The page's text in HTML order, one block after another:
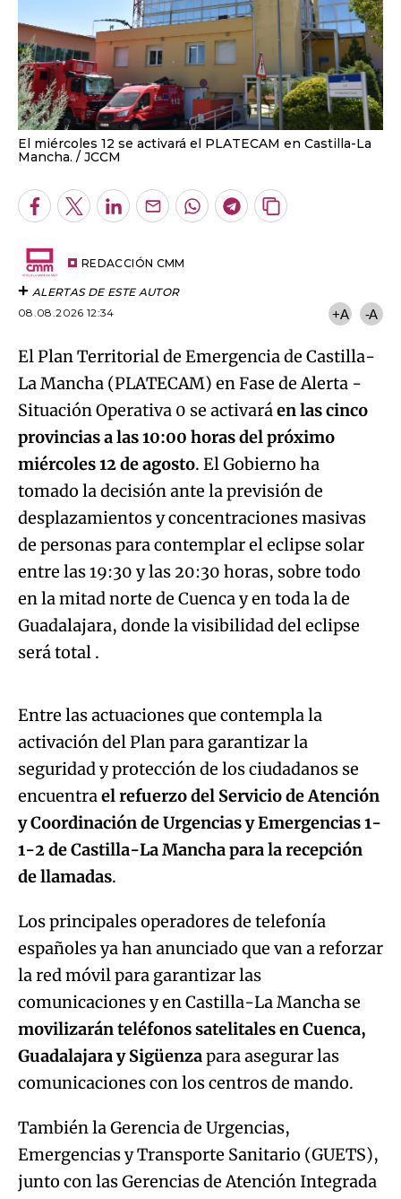
El miércoles 12 se activará el PLATECAM en Castilla-La
Mancha.
JCCM
Facebook
TwitterLinkedInEnviarWhatsapp
Telegram
Copiar
REDACCIÓN CMM
ALERTAS DE ESTE AUTOR
08.08.2026 12:34
+A -A
El PlanTerritorial de Emergencia de Castilla-
La Mancha (PLATECAM) en Fase de Alerta -
Situación Operativa 0 se activaráen las cinco
provincias a las 10:00 horas del próximo
miércoles 12 de agosto. El Gobierno ha
tomado la decisión ante la previsión de
desplazamientos y concentraciones masivas
de personas para contemplar el eclipse solar
entre las 19:30 y las 20:30 horas, sobre todo
en la mitad norte de Cuenca y en toda la de
Guadalajara, donde la visibilidad del eclipse
será total .
Try again
Entre las actuaciones que contempla la
activación del Plan para garantizar la
seguridad y protección de los ciudadanos se
encuentrael refuerzo del Servicio de Atención
y Coordinación de Urgencias y Emergencias 1-
1-2de Castilla-La Mancha para la recepción
de llamadas.
Los principales operadores de telefonía
españoles ya han anunciado que van a reforzar
la red móvil para garantizar las
comunicaciones y en Castilla-La Mancha se
movilizarán teléfonos satelitales en Cuenca,
Guadalajara y Sigüenzapara asegurar las
comunicaciones con los centros de mando.
También la Gerencia de Urgencias,
Emergencias y Transporte Sanitario (GUETS),
junto con las Gerencias de Atención Integrada